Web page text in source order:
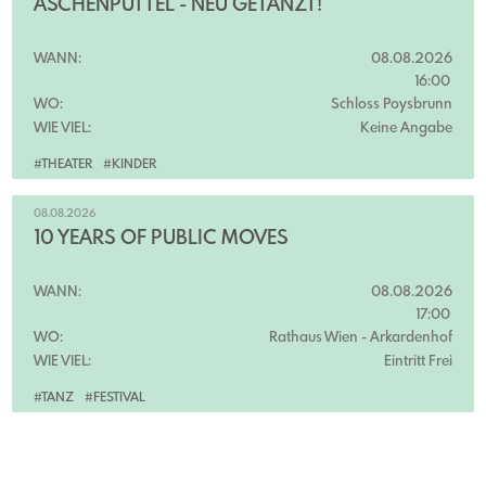
#THEATER #KINDER
ASCHENPUTTEL - NEU GETANZT!
WANN:
08.08.2026
16:00
WO:
Schloss Poysbrunn
WIE VIEL:
Keine Angabe
#TANZ #FESTIVAL
08.08.2026
10 YEARS OF PUBLIC MOVES
WANN:
08.08.2026
17:00
WO:
Rathaus Wien - Arkardenhof
WIE VIEL:
Eintritt Frei